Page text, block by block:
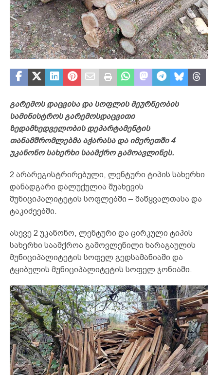
გარემოს დაცვისა და სოფლის მეურნეობის
სამინისტროს გარემოსდაცვითი
ზედამხედველობის დეპარტამენტის
თანამშრომლებმა აჭარასა და იმერეთში 4
უკანონო სახერხი საამქრო გამოავლინეს.
2 არარეგისტრირებული, ლენტური ტიპის სახერხი
დანადგარი დალუქულია შუახევის
მუნიციპალიტეტის სოფლებში – მაწყვალთასა და
ტაკიძეებში.
ასევე 2 უკანონო, ლენტური და ცირკული ტიპის
სახერხი საამქროა გამოვლენილი ხარაგაულის
მუნიციპალიტეტის სოფელ გედსამანიაში და
ტყიბულის მუნიციპალიტეტის სოფელ ჯონიაში.